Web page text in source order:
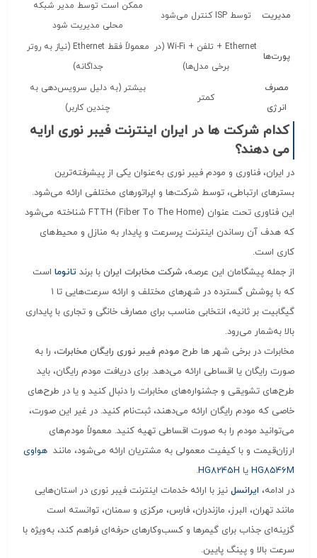
مدیریت توسط ISP کنترل می‌شود
ممکن است توسط مدیر شبکه
محلی مدیریت شود
پورت‌ها
Ethernet + تلفن + Wi-Fi (در
برخی مدل‌ها)
معمولاً فقط Ethernet (نیاز به روتر
جداگانه)
مصرف
انرژی
کمتر
بیشتر (به دلیل سرویس‌دهی به
چندین کاربر)
کدام شرکت ها در ایران اینترنت فیبر نوری ارایه
می دهند؟
در ایران، فناوری و مودم فیبر نوری به‌عنوان یکی از پیشرفته‌ترین
بسترهای ارتباطی، توسط شرکت‌ها و اپراتورهای مختلفی ارائه می‌شود.
این فناوری تحت عنوان FTTH (Fiber To The Home) شناخته می‌شود
که هدف آن رساندن اینترنت پرسرعت و پایدار به منازل و محیط‌های
کاری است.
از جمله پیشگامان این عرصه، شرکت مخابرات ایران با برند تانوما است
که با پوشش گسترده در شهرهای مختلف و ارائه سرعت‌هایی تا ۱
گیگابیت بر ثانیه، انتخابی مناسب برای مصارف خانگی و تجاری با پایداری
بالا به‌شمار می‌رود.
مخابرات در برخی شهر ها طرح‌ مودم فیبر نوری رایگان مخابرات، را به
صورت رایگان یا اقساطی ارائه می‌دهد. برای دریافت مودم رایگان، باید
طرح‌های تشویقی و جشنواره‌های مخابرات را دنبال کنید و یا در طرح‌های
خاصی که مودم رایگان ارائه می‌دهند، ثبت‌نام کنید. در غیر این صورت،
می‌توانید مودم را به صورت اقساطی تهیه کنید. معمولاً مودم‌های
ارزان‌قیمت و با کیفیت معمولی به مشتریان ارائه می‌شود، مانند هواوی
HG8546M یا HG8245H
.
در ادامه، ایرانسل نیز با ارائه خدمات اینترنت فیبر نوری در استان‌هایی
مانند تهران، البرز، مازندران، فارس، مرکزی و سمنان، توانسته است
گزینه‌ای جذاب برای گیمرها و کسب‌وکارهای حرفه‌ای فراهم کند، به‌ویژه با
سرعت بالا و پینگ پایین.